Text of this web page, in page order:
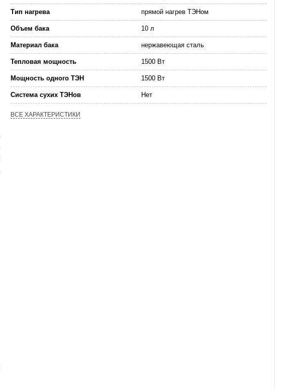
Тип нагрева прямой нагрев ТЭНом
Объем бака 10 л
Материал бака нержавеющая сталь
Тепловая мощность 1500 Вт
Мощность одного ТЭН 1500 Вт
Система сухих ТЭНов Нет
ВСЕ ХАРАКТЕРИСТИКИ